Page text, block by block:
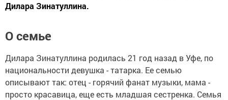
Дилара Зинатуллина.
О семье
Дилара Зинатуллина родилась 21 год назад в Уфе, по
национальности девушка - татарка. Ее семью
описывают так: отец - горячий фанат музыки, мама -
просто красавица, еще есть младшая сестренка. Семья